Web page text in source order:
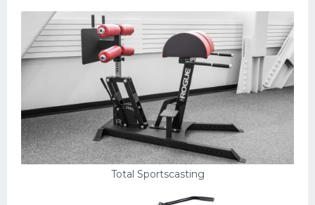
Total Sportscasting